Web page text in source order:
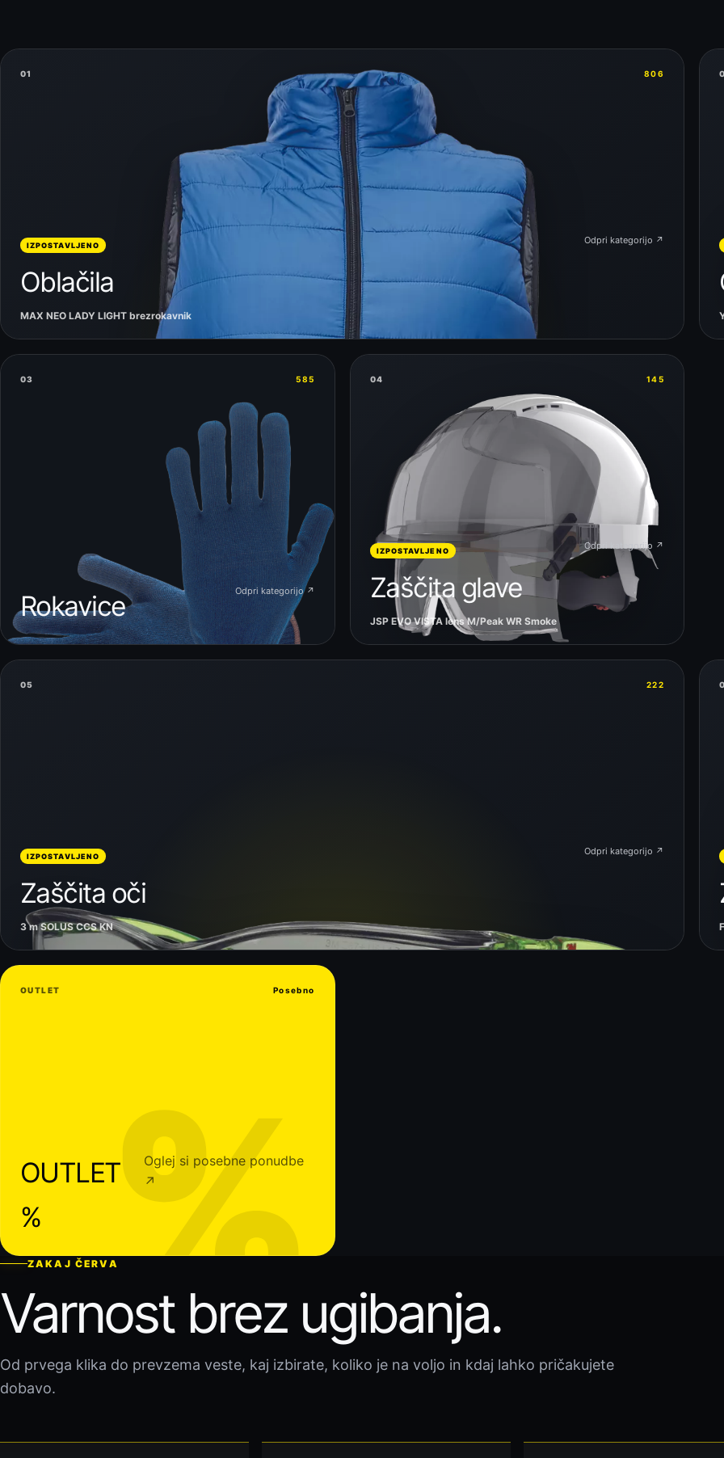
01 806
IZPOSTAVLJENO
Oblačila
MAX NEO LADY LIGHT brezrokavnik
Odpri kategorijo ↗
03 585
Rokavice Odpri kategorijo ↗
04 145
IZPOSTAVLJENO
Zaščita glave
JSP EVO VISTA lens M/Peak WR Smoke
Odpri kategorijo ↗
05 222
IZPOSTAVLJENO
Zaščita oči
3 m SOLUS CCS KN
Odpri kategorijo ↗
%
OUTLET Posebno
OUTLET
%
Oglej si posebne ponudbe
↗
ZAKAJ ČERVA
Varnost brez ugibanja.
Od prvega klika do prevzema veste, kaj izbirate, koliko je na voljo in kdaj lahko pričakujete
dobavo.